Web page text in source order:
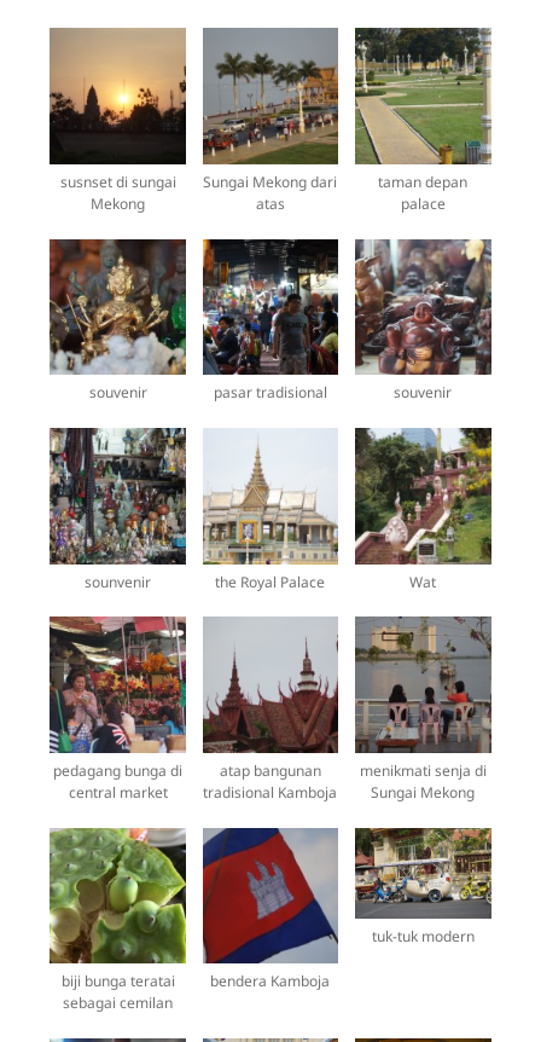
susnset di sungai
Mekong
Sungai Mekong dari
atas
taman depan
palace
souvenir pasar tradisional souvenir
sounvenir the Royal Palace Wat
pedagang bunga di
central market
atap bangunan
tradisional Kamboja
menikmati senja di
Sungai Mekong
biji bunga teratai
sebagai cemilan
bendera Kamboja
tuk-tuk modern